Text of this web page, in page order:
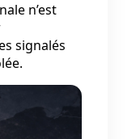
n’est
signalés